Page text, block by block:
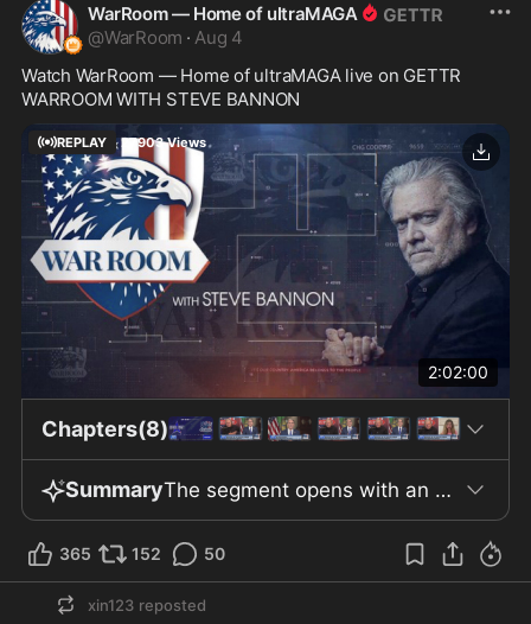
WarRoom — Home of ultraMAGA
@WarRoom · Aug 4
Watch WarRoom — Home of ultraMAGA live on GETTR
WARROOM WITH STEVE BANNON
REPLAY 27903Views
2:02:00
Chapters(8)
Summary The segment opens with an assessment of the US economy during President Trump’s tenure, citing declines in owners’ equivalent rents and slower core inflation. Wage growth was strongest for the bottom quartile, which saw a 5.5% year-over-year rise—three times that of the top quartile—with the lowest 25% enjoying an additional 2% gain. Key policy measures included the working families tax cut, full expensing for business investments, and newly exempted income categories such as tips, overtime, Social Security, and auto loan interest. Consequently, 44% of US households reportedly accessed at least one benefit and received significant refunds, despite increases in energy prices. The administration emphasized support for working- and middle-class families. Tariffs and deregulation formed a central response to economic and trade challenges. Following the Supreme Court’s rejection of IEPA tariffs, a Section 122 global tariff of 10% was imposed, succeeded by Section 301 actions that added further tariffs—including a 12.5% global rate targeting goods involving forced labor. Over 5,000 legal challenges to Section 301 tariffs were defended successfully, and negotiated agreements were reached by country and industry. Certain Chinese imports faced effective tariff rates of up to 48%. Tariff revenue reached $168 billion, with $3 billion refunded to Japan due to policy changes. The administration credited tariffs and deregulation for reviving manufacturing, increasing non-residential construction, and easing regulations on small and community banks under OCC head Jonathan Gould. The US deficit for 2024 was 6.7–6.8% of GDP, projected to decline to 5.5% in 2025. Discussion shifted to national security and technology, with Tristan Harris from the Center for Humane Technology highlighting AI risks. Harris cited a film depicting dangers such as AI-enabled hacking, deception, and data destruction, warning of AI’s complexity and urging regulation while opposing AI legal personhood. He noted $190 million in industry lobbying against regulation and suggested oversight similar to the Atomic Energy Commission, given AI models’ reliance on a few data centers equipped with NVIDIA chips. Harris emphasized cyber threats to classified and nuclear systems and directed viewers to humanetech.com and betterpath.ai for further information. The segment concluded by addressing concerns about foreign involvement in US critical infrastructure. Allegations focused on Edemia, a French biometric verification firm backed by Advent International with Chinese ties, which manages voter ID technology in New Jersey and 36 other states and holds contracts with TSA, CBP, and the Department of Defense. The company was linked to non-citizen voter registration in New Jersey. Natalie Winters referenced documents alleging retired US military leaders met with Chinese Communist Party groups and later worked for Huawei-linked firms, raising concerns about procurement loopholes and vulnerabilities from foreign-linked joint ventures in US government and defense contracts.
365 152 50
xin123 reposted